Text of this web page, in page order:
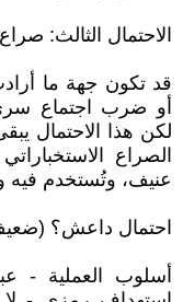
الاحتمال الثالث:
قد تكون جهة ما
أو ضرب اجتماع
لكن هذا الاحتمال
الصراع
عنيف، وتُستخدم فيه
احتمال داعش؟
أسلوب العملية -